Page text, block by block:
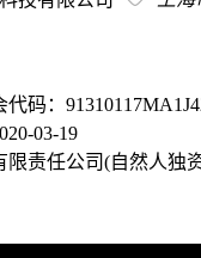
码：
03-19
限责任公司(自然人独